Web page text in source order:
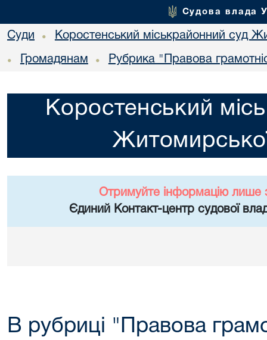
Судова влада
Суди • Коростенський міськрайонний суд
• Громадянам • Рубрика "Правова
Коростенський
Отримуйте інформацію лише
Єдиний Контакт-центр судової
В рубриці "Правова